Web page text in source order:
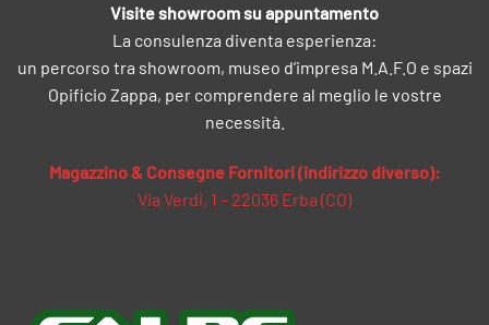
Visite showroom su appuntamento
La consulenza diventa esperienza:
un percorso tra showroom, museo d’impresa M.A.F.O e spazi
Opificio Zappa, per comprendere al meglio le vostre
necessità.
Magazzino & Consegne Fornitori (indirizzo diverso):
Via Verdi, 1 – 22036 Erba (CO)